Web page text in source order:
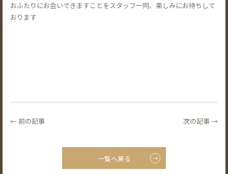
おふたりにお会いできますことをスタッフ一同、楽しみにお待ちして
おります
← 前の記事 次の記事 →
一覧へ戻る